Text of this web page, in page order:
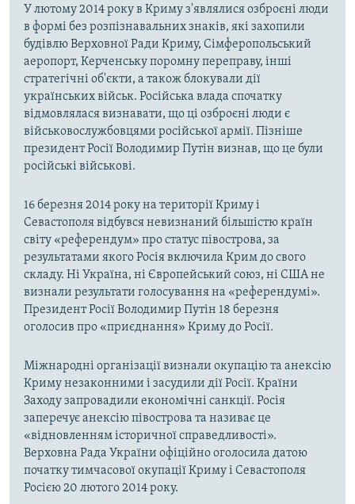
У лютому 2014 року в Криму з'являлися озброєні люди
в формі без розпізнавальних знаків, які захопили
будівлю Верховної Ради Криму, Сімферопольський
аеропорт, Керченську поромну переправу, інші
стратегічні об'єкти, а також блокували дії
українських військ. Російська влада спочатку
відмовлялася визнавати, що ці озброєні люди є
військовослужбовцями російської армії. Пізніше
президент Росії Володимир Путін визнав, що це були
російські військові.
16 березня 2014 року на території Криму і
Севастополя відбувся невизнаний більшістю країн
світу «референдум» про статус півострова, за
результатами якого Росія включила Крим до свого
складу. Ні Україна, ні Європейський союз, ні США не
визнали результати голосування на «референдумі».
Президент Росії Володимир Путін 18 березня
оголосив про «приєднання» Криму до Росії.
Міжнародні організації визнали окупацію та анексію
Криму незаконними і засудили дії Росії. Країни
Заходу запровадили економічні санкції. Росія
заперечує анексію півострова та називає це
«відновленням історичної справедливості».
Верховна Рада України офіційно оголосила датою
початку тимчасової окупації Криму і Севастополя
Росією 20 лютого 2014 року.